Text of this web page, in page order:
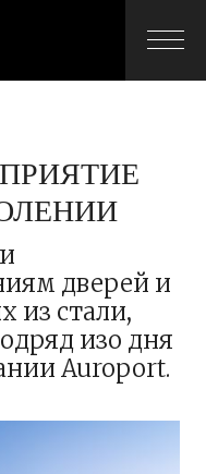
дверей и
из стали,
изо дня
Auroport.